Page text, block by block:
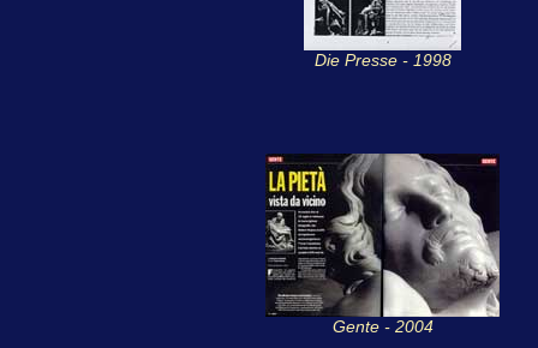
Die Presse - 1998
Gente - 2004